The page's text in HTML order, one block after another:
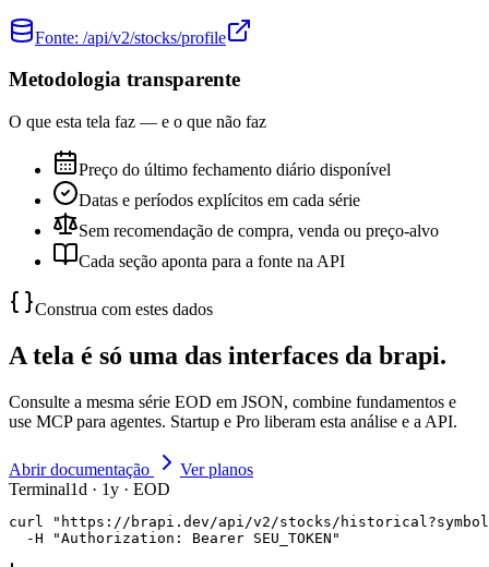
Fonte: /api/v2/stocks/profile
Metodologia transparente
O que esta tela faz — e o que não faz
Preço do último fechamento diário disponível
Datas e períodos explícitos em cada série
Sem recomendação de compra, venda ou preço-alvo
Cada seção aponta para a fonte na API
Construa com estes dados
A tela é só uma das interfaces da brapi.
Consulte a mesma série EOD em JSON, combine fundamentos e
use MCP para agentes. Startup e Pro liberam esta análise e a API.
Abrir documentação
Ver planos
Terminal1d · 1y · EOD
curl "https://brapi.dev/api/v2/stocks/
  -H "Authorization: Bearer SEU_TOKEN"